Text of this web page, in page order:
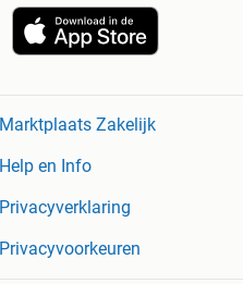
Marktplaats Zakelijk
Help en Info
Privacyverklaring
Privacyvoorkeuren